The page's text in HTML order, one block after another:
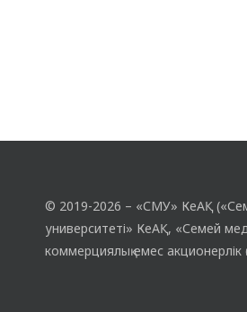
© 2019-2026 – «СМУ» КеАҚ
университеті» КеАҚ, «Семей
коммерциялық емес акционерлік